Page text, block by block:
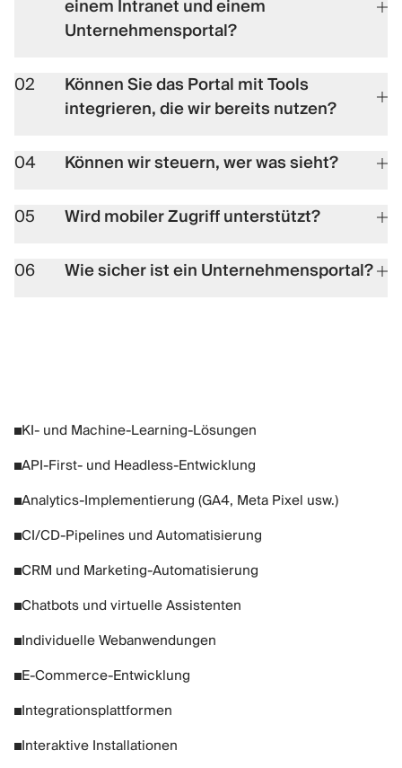
einem Intranet und einem
Unternehmensportal?
02
Können Sie das Portal mit Tools
integrieren, die wir bereits nutzen?
04
Können wir steuern, wer was sieht?
05
Wird mobiler Zugriff unterstützt?
06
Wie sicher ist ein Unternehmensportal?
KI- und Machine-Learning-Lösungen
API-First- und Headless-Entwicklung
Analytics-Implementierung (GA4, Meta Pixel usw.)
CI/CD-Pipelines und Automatisierung
CRM und Marketing-Automatisierung
Chatbots und virtuelle Assistenten
Individuelle Webanwendungen
E-Commerce-Entwicklung
Integrationsplattformen
Interaktive Installationen